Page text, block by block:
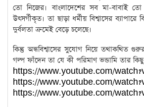
তো নিজের। বাংলাদেশের সব মা-বাবাই তো
উৎসর্গীকৃত। তা ছাড়া ধর্মীয় বিশ্বাসের ব্যাপারে
দুর্বলতা ক্রমেই বেড়ে চলেছে।
কিন্তু অন্ধবিশ্বাসের সুযোগ নিয়ে তথাকথিত
গল্প ফাঁদেন তা যে কী পরিমাণ ভন্ডামি তার
https://www.youtube.com/
https://www.youtube.com/
https://www.youtube.com/